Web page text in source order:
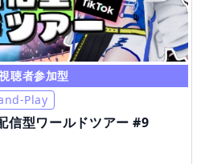
聴者参加型
Play
信型ワールドツアー #9